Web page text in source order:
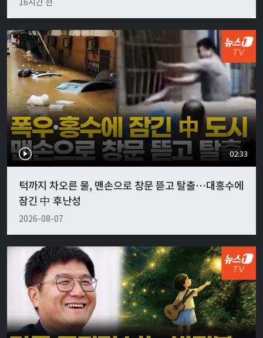
16시간 전
02:33
턱까지 차오른 물, 맨손으로 창문 뜯고 탈출…대홍수에
잠긴 中 후난성
2026-08-07